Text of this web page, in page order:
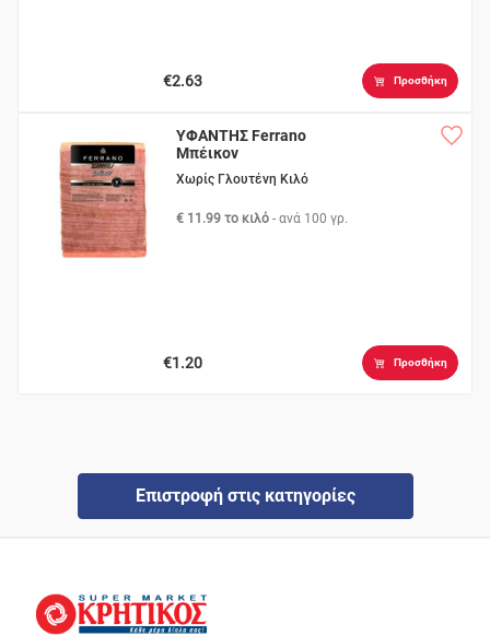
€2.63 Προσθήκη
ΥΦΑΝΤΗΣ Ferrano
Μπέικον
Χωρίς Γλουτένη Κιλό
€ 11.99 το κιλό - ανά 100 γρ.
€1.20 Προσθήκη
Επιστροφή στις κατηγορίες